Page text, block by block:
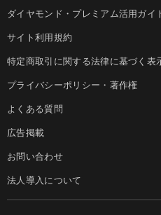
ダイヤモンド・プレミアム活用ガイ
サイト利用規約
特定商取引に関する法律に基づく表
プライバシーポリシー・著作権
よくある質問
広告掲載
お問い合わせ
法人導入について